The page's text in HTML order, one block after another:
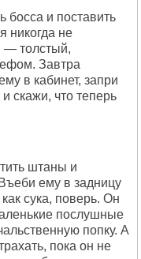
и поставить
никогда не
— толстый,
Завтра
в кабинет, запри
скажи, что теперь
штаны и
ему в задницу
сука, поверь. Он
послушные
попку. А
пока он не